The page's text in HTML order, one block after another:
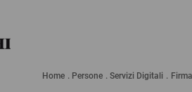
Home Persone Servizi Digitali